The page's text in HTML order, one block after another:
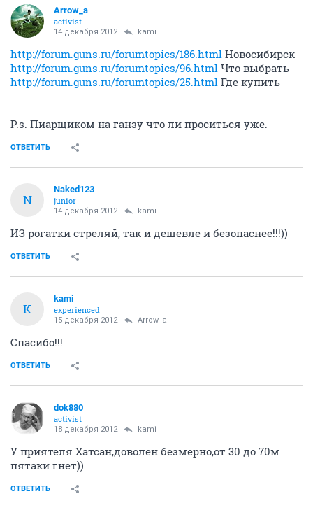
Arrow_a
activist
14 декабря 2012 kami
http://forum.guns.ru/forumtopics/186.html Новосибирск
http://forum.guns.ru/forumtopics/96.html Что выбрать
http://forum.guns.ru/forumtopics/25.html Где купить
P.s. Пиарщиком на ганзу что ли проситься уже.
ОТВЕТИТЬ
N
Naked123
junior
14 декабря 2012 kami
ИЗ рогатки стреляй, так и дешевле и безопаснее!!!))
ОТВЕТИТЬ
K
kami
experienced
15 декабря 2012 Arrow_a
Спасибо!!!
ОТВЕТИТЬ
dok880
activist
18 декабря 2012 kami
У приятеля Хатсан,доволен безмерно,от 30 до 70м
пятаки гнет))
ОТВЕТИТЬ